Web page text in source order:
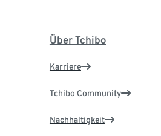
Über Tchibo
Karriere
Tchibo Community
Nachhaltigkeit